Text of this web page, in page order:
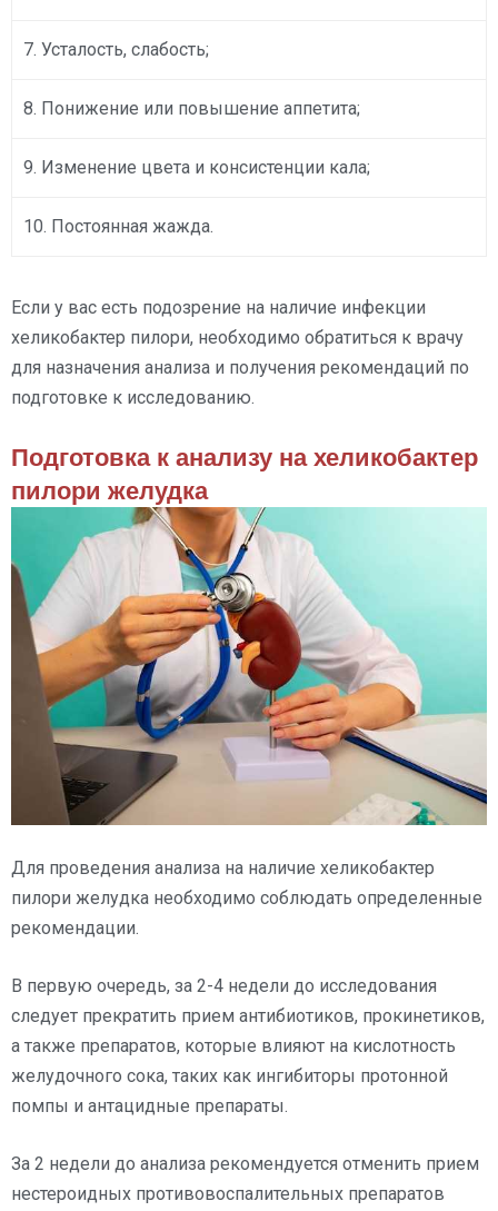
7. Усталость, слабость;
8. Понижение или повышение аппетита;
9. Изменение цвета и консистенции кала;
10. Постоянная жажда.
Если у вас есть подозрение на наличие инфекции
хеликобактер пилори, необходимо обратиться к врачу
для назначения анализа и получения рекомендаций по
подготовке к исследованию.
Подготовка к анализу на хеликобактер
пилори желудка
Для проведения анализа на наличие хеликобактер
пилори желудка необходимо соблюдать определенные
рекомендации.
В первую очередь, за 2-4 недели до исследования
следует прекратить прием антибиотиков, прокинетиков,
а также препаратов, которые влияют на кислотность
желудочного сока, таких как ингибиторы протонной
помпы и антацидные препараты.
За 2 недели до анализа рекомендуется отменить прием
нестероидных противовоспалительных препаратов